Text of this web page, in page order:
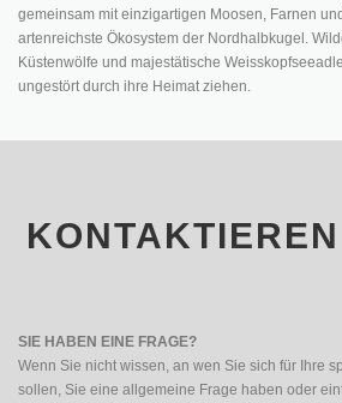
gemeinsam mit einzigartigen Moosen, Farnen
artenreichste Ökosystem der Nordhalbkugel.
Küstenwölfe und majestätische
ungestört durch ihre Heimat ziehen.
SIE HABEN EINE FRAGE?
Wenn Sie nicht wissen, an wen Sie sich für Ihre
sollen, Sie eine allgemeine Frage haben oder